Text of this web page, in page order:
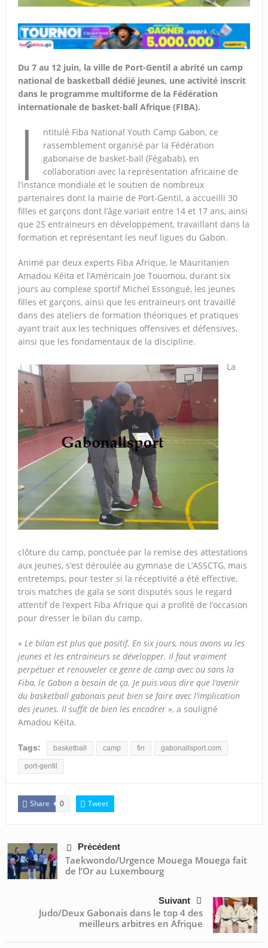
Du 7 au 12 juin, la ville de Port-Gentil a abrité un camp
national de basketball dédié jeunes, une activité inscrit
dans le programme multiforme de la Fédération
internationale de basket-ball Afrique (FIBA).
I
ntitulé Fiba National Youth Camp Gabon, ce
rassemblement organisé par la Fédération
gabonaise de basket-ball (Fégabab), en
collaboration avec la représentation africaine de
l’instance mondiale et le soutien de nombreux
partenaires dont la mairie de Port-Gentil, a accueilli 30
filles et garçons dont l’âge variait entre 14 et 17 ans, ainsi
que 25 entraineurs en développement, travaillant dans la
formation et représentant les neuf ligues du Gabon.
Animé par deux experts Fiba Afrique, le Mauritanien
Amadou Kéita et l’Américain Joe Touomou, durant six
jours au complexe sportif Michel Essongué, les jeunes
filles et garçons, ainsi que les entraineurs ont travaillé
dans des ateliers de formation théoriques et pratiques
ayant trait aux les techniques offensives et défensives,
ainsi que les fondamentaux de la discipline.
La
clôture du camp, ponctuée par la remise des attestations
aux jeunes, s’est déroulée au gymnase de L’ASSCTG, mais
entretemps, pour tester si la réceptivité a été effective,
trois matches de gala se sont disputés sous le regard
attentif de l’expert Fiba Afrique qui a profité de l’occasion
pour dresser le bilan du camp.
« Le bilan est plus que positif. En six jours, nous avons vu les
jeunes et les entraineurs se développer. Il faut vraiment
perpétuer et renouveler ce genre de camp avec ou sans la
Fiba, le Gabon a besoin de ça. Je puis vous dire que l’avenir
du basketball gabonais peut bien se faire avec l’implication
des jeunes. Il suffit de bien les encadrer », a souligné
Amadou Kéita.
Tags: basketball camp fin gabonallsport.com
port-gentil
Share 0 Tweet
Précédent
Taekwondo/Urgence Mouega Mouega fait
de l’Or au Luxembourg
Suivant
Judo/Deux Gabonais dans le top 4 des
meilleurs arbitres en Afrique